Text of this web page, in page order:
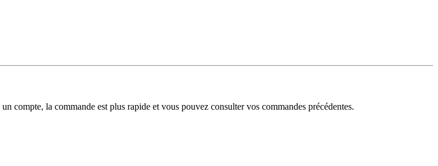
compte, la commande est plus rapide et vous pouvez consulter vos commandes précédentes.